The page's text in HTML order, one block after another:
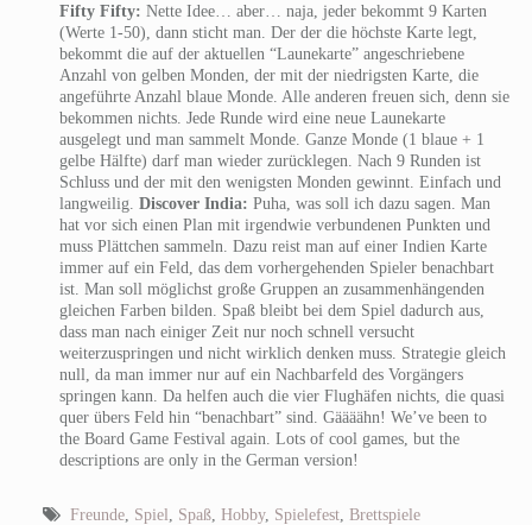
Fifty Fifty: Nette Idee… aber… naja, jeder bekommt 9 Karten
(Werte 1-50), dann sticht man. Der der die höchste Karte legt,
bekommt die auf der aktuellen “Launekarte” angeschriebene
Anzahl von gelben Monden, der mit der niedrigsten Karte, die
angeführte Anzahl blaue Monde. Alle anderen freuen sich, denn sie
bekommen nichts. Jede Runde wird eine neue Launekarte
ausgelegt und man sammelt Monde. Ganze Monde (1 blaue + 1
gelbe Hälfte) darf man wieder zurücklegen. Nach 9 Runden ist
Schluss und der mit den wenigsten Monden gewinnt. Einfach und
langweilig. Discover India: Puha, was soll ich dazu sagen. Man
hat vor sich einen Plan mit irgendwie verbundenen Punkten und
muss Plättchen sammeln. Dazu reist man auf einer Indien Karte
immer auf ein Feld, das dem vorhergehenden Spieler benachbart
ist. Man soll möglichst große Gruppen an zusammenhängenden
gleichen Farben bilden. Spaß bleibt bei dem Spiel dadurch aus,
dass man nach einiger Zeit nur noch schnell versucht
weiterzuspringen und nicht wirklich denken muss. Strategie gleich
null, da man immer nur auf ein Nachbarfeld des Vorgängers
springen kann. Da helfen auch die vier Flughäfen nichts, die quasi
quer übers Feld hin “benachbart” sind. Gäääähn! We’ve been to
the Board Game Festival again. Lots of cool games, but the
descriptions are only in the German version!
Freunde, Spiel Spaß, Hobby, Spielefest, Brettspiele